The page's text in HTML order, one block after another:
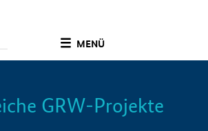
MENÜ
Info
GRW-Projekte